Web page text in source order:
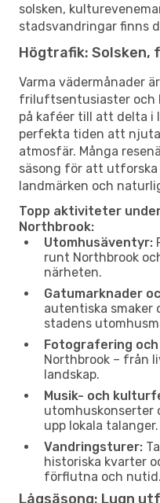
solsken,
stadsvandringar finns
Högtrafik:
Varma vädermånader
friluftsentusiaster och
på kaféer till att delta i
perfekta tiden att
atmosfär. Många
säsong för att utforska
landmärken och
Topp aktiviteter
Northbrook:
Utomhusäventyr:
runt Northbrook
närheten.
Gatumarknader
autentiska smaker
stadens
Fotografering
Northbrook – från
landskap.
Musik- och
utomhuskonserter
upp lokala talanger.
Vandringsturer:
historiska kvarter
förflutna och nutid.
Lågsäsong: Lugn